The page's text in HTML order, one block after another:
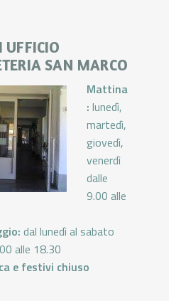
UFFICIO
SAN MARCO
Mattina
: lunedì,
martedì,
giovedì,
venerdì
dalle
9.00 alle
dal lunedì al sabato
alle 18.30
e festivi chiuso